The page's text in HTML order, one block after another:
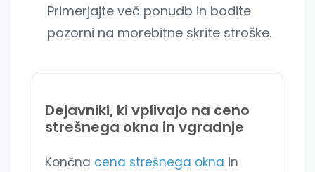
Primerjajte več ponudb in bodite
pozorni na morebitne skrite stroške.
Dejavniki, ki vplivajo na ceno
strešnega okna in vgradnje
Končna cena strešnega okna in